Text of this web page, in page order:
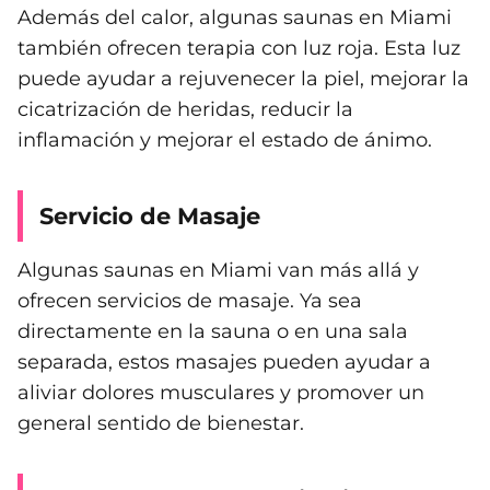
Además del calor, algunas saunas en Miami
también ofrecen terapia con luz roja. Esta luz
puede ayudar a rejuvenecer la piel, mejorar la
cicatrización de heridas, reducir la
inflamación y mejorar el estado de ánimo.
Servicio de Masaje
Algunas saunas en Miami van más allá y
ofrecen servicios de masaje. Ya sea
directamente en la sauna o en una sala
separada, estos masajes pueden ayudar a
aliviar dolores musculares y promover un
general sentido de bienestar.